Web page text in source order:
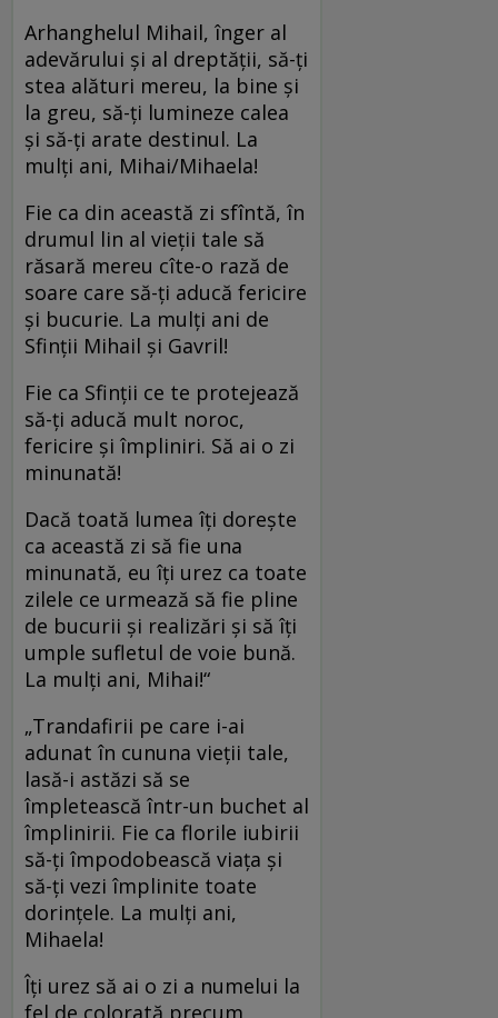
Arhanghelul Mihail, înger al
adevărului şi al dreptăţii, să-ţi
stea alături mereu, la bine şi
la greu, să-ţi lumineze calea
şi să-ţi arate destinul. La
mulţi ani, Mihai/Mihaela!
Fie ca din această zi sfîntă, în
drumul lin al vieţii tale să
răsară mereu cîte-o rază de
soare care să-ţi aducă fericire
şi bucurie. La mulţi ani de
Sfinţii Mihail şi Gavril!
Fie ca Sfinţii ce te protejează
să-ţi aducă mult noroc,
fericire şi împliniri. Să ai o zi
minunată!
Dacă toată lumea îţi doreşte
ca această zi să fie una
minunată, eu îţi urez ca toate
zilele ce urmează să fie pline
de bucurii şi realizări şi să îţi
umple sufletul de voie bună.
La mulţi ani, Mihai!“
„Trandafirii pe care i-ai
adunat în cununa vieţii tale,
lasă-i astăzi să se
împletească într-un buchet al
împlinirii. Fie ca florile iubirii
să-ţi împodobească viaţa şi
să-ţi vezi împlinite toate
dorinţele. La mulţi ani,
Mihaela!
Îţi urez să ai o zi a numelui la
fel de colorată precum